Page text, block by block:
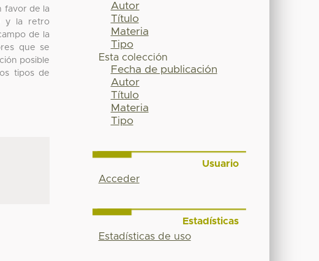
favor de la
y la retro
de la
que se
posible
tipos de
Autor
Título
Materia
Tipo
Esta colección
Fecha de publicación
Autor
Título
Materia
Tipo
Usuario
Acceder
Estadísticas
Estadísticas de uso